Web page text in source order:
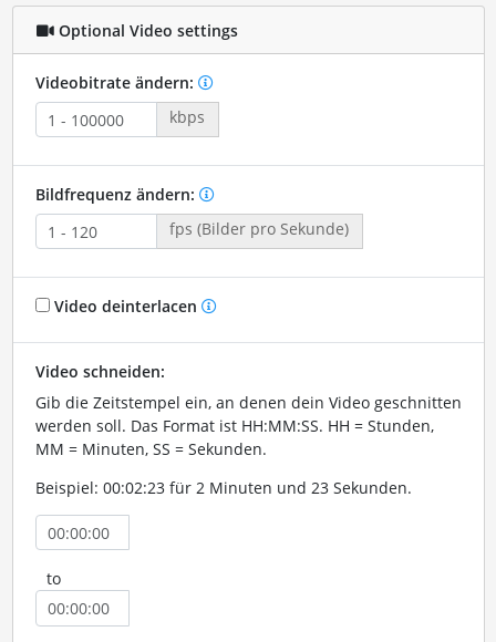
Optional Video settings
Videobitrate ändern:
kbps
Bildfrequenz ändern:
fps (Bilder pro Sekunde)
Video deinterlacen
Video schneiden:
Gib die Zeitstempel ein, an denen dein Video geschnitten
werden soll. Das Format ist HH:MM:SS. HH = Stunden,
MM = Minuten, SS = Sekunden.
Beispiel: 00:02:23 für 2 Minuten und 23 Sekunden.
to